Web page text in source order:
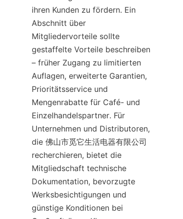
ihren Kunden zu fördern. Ein
Abschnitt über
Mitgliedervorteile sollte
gestaffelte Vorteile beschreiben
– früher Zugang zu limitierten
Auflagen, erweiterte Garantien,
Prioritätsservice und
Mengenrabatte für Café- und
Einzelhandelspartner. Für
Unternehmen und Distributoren,
die 佛山市觅它生活电器有限公司
recherchieren, bietet die
Mitgliedschaft technische
Dokumentation, bevorzugte
Werksbesichtigungen und
günstige Konditionen bei